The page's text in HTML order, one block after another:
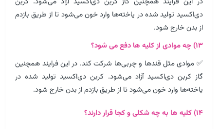
دی‌اکسید تولید شده در یاخته‌ها وارد خون می‌شود تا از طریق بازدم
از بدن خارج شود.
۱۳) چه موادی از کلیه ها دفع می شود؟
✅ موادی مثل قندها و چربی‌ها شرکت کند. در این فرایند همچنین
گاز کربن دی‌اکسید آزاد می‌شود. کربن دی‌اکسید تولید شده در
یاخته‌ها وارد خون می‌شود تا از طریق بازدم از بدن خارج شود.
۱۴) کلیه ها به چه شکلی و کجا قرار دارند؟